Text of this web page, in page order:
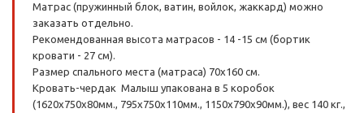
Матрас (пружинный блок, ватин, войлок, жаккард) можно
заказать отдельно.
Рекомендованная высота матрасов - 14 -15 см (бортик
кровати - 27 см).
Размер спального места (матраса) 70х160 см.
Кровать-чердак Малыш упакована в 5 коробок
(1620х750х80мм., 795х750х110мм., 1150х790х90мм.), вес 140 кг.,